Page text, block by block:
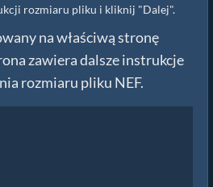
rozmiaru pliku i kliknij "Dalej".
na właściwą stronę
zawiera dalsze instrukcje
rozmiaru pliku NEF.